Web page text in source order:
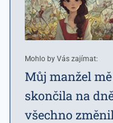
Mohlo by Vás zajímat:
Můj manžel
skončila na
všechno